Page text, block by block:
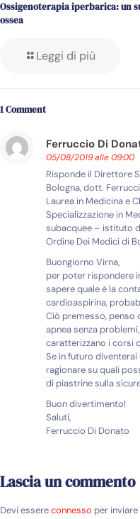
Ossigenoterapia iperbarica: un
ossea
Leggi di più
1 Comment
Ferruccio Di
05/08/2019 alle 09:00
Risponde il Direttore
Bologna, dott.
Laurea in Medicina e
Specializzazione in
subacquee – istituto
Ordine Dei Medici di
Buongiorno Virna,
per poter rispondere
sapere quale è la
cardioaspirina,
Ciò premesso, penso
apnea senza
caratterizzano i corsi
Se in futuro diventerai
ragionare su quali
di piastrine sulla
Buon divertimento!
Saluti,
Ferruccio Di Donato
Lascia un commento
Devi essereconnesso per